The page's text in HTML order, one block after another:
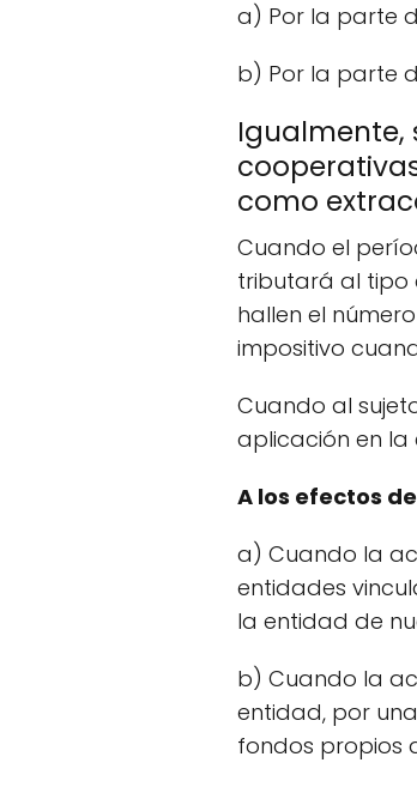
a) Por la parte
b) Por la parte
Igualmente,
como
Cuando el
tributará al tipo
hallen el
impositivo
Cuando al
aplicación en
A los efectos
a) Cuando la
entidades
la entidad de
b) Cuando la
entidad, por
fondos propios